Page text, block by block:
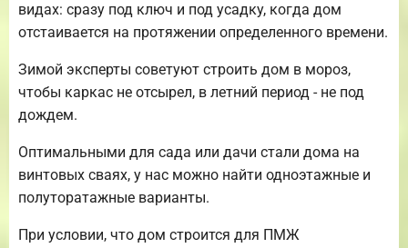
видах: сразу под ключ и под усадку, когда дом
отстаивается на протяжении определенного времени.
Зимой эксперты советуют строить дом в мороз,
чтобы каркас не отсырел, в летний период - не под
дождем.
Оптимальными для сада или дачи стали дома на
винтовых сваях, у нас можно найти одноэтажные и
полуторатажные варианты.
При условии, что дом строится для ПМЖ